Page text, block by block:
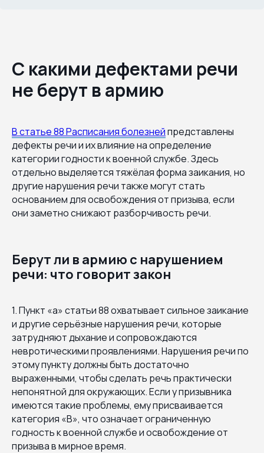
С какими дефектами речи
не берут в армию
В статье 88 Расписания болезнейпредставлены
дефекты речи и их влияние на определение
категории годности к военной службе. Здесь
отдельно выделяется тяжёлая форма заикания, но
другие нарушения речи также могут стать
основанием для освобождения от призыва, если
они заметно снижают разборчивость речи.
Берут ли в армию с нарушением
речи: что говорит закон
1. Пункт «а» статьи 88 охватывает сильное заикание
и другие серьёзные нарушения речи, которые
затрудняют дыхание и сопровождаются
невротическими проявлениями. Нарушения речи по
этому пункту должны быть достаточно
выраженными, чтобы сделать речь практически
непонятной для окружающих. Если у призывника
имеются такие проблемы, ему присваивается
категория «В», что означает ограниченную
годность к военной службе и освобождение от
призыва в мирное время.